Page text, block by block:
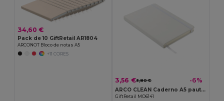
34,60 €
Pack de 10 GiftRetail AR1804
ARCONOT Bloco de notas A5
+11 CORES
3,56 €3,80 € -6%
ARCO CLEAN Caderno A5 pautado antibact
GiftRetail MO6141